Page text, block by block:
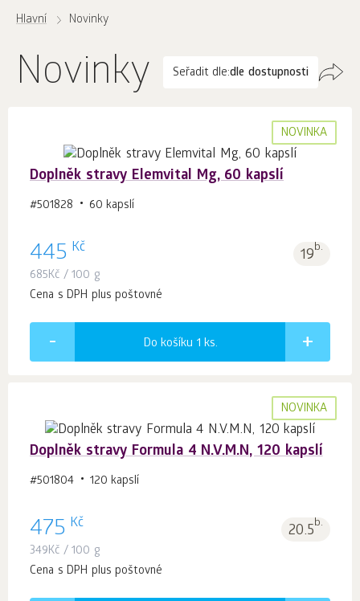
Hlavní Novinky
Novinky Seřadit dle:dle dostupnosti
NOVINKA
Doplněk stravy Elemvital Mg, 60 kapslí
#501828 60 kapslí
445 Kč 19b.
685Kč / 100 g
Cena s DPH plus poštovné
Do košíku 1 ks.
NOVINKA
Doplněk stravy Formula 4 N.V.M.N, 120 kapslí
#501804 120 kapslí
475 Kč 20.5b.
349Kč / 100 g
Cena s DPH plus poštovné